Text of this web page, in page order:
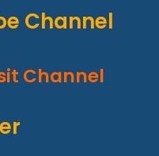
Channel
Channel